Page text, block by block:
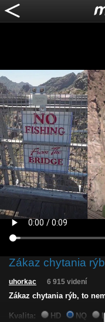
Zákaz chytania
uhorkac 6 915 videní
Zákaz chytania rýb, to
Kvalita: HD NQ